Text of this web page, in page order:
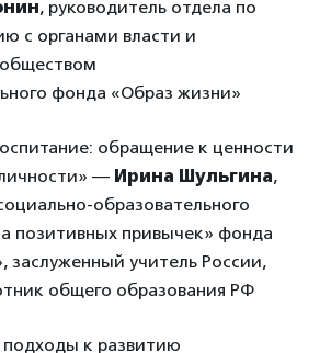
, руководитель отдела по
с органами власти и
фонда «Образ жизни»
обращение к ценности
— Ирина Шульгина,
образовательного
позитивных привычек» фонда
заслуженный учитель России,
общего образования РФ
к развитию